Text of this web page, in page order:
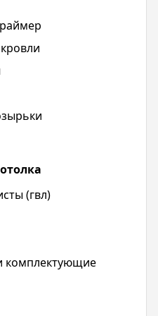
(гвл)
комплектующие